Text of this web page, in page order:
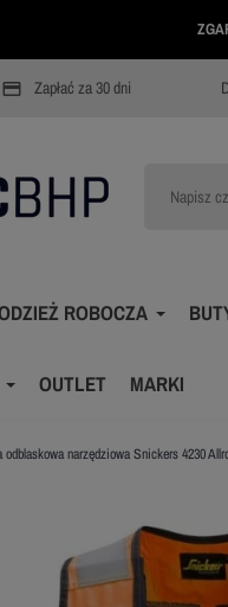
payment Zapłać za 30 dni
ROBOCZA
OUTLET MARKI
odblaskowa narzędziowa Snickers 4230